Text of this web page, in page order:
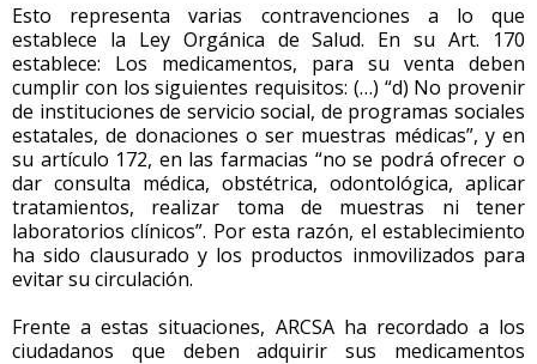
Esto representa varias contravenciones a lo que
establece la Ley Orgánica de Salud. En su Art. 170
establece: Los medicamentos, para su venta deben
cumplir con los siguientes requisitos: (…) “d) No provenir
de instituciones de servicio social, de programas sociales
estatales, de donaciones o ser muestras médicas”, y en
su artículo 172, en las farmacias “no se podrá ofrecer o
dar consulta médica, obstétrica, odontológica, aplicar
tratamientos, realizar toma de muestras ni tener
laboratorios clínicos”. Por esta razón, el establecimiento
ha sido clausurado y los productos inmovilizados para
evitar su circulación.
Frente a estas situaciones, ARCSA ha recordado a los
ciudadanos que deben adquirir sus medicamentos